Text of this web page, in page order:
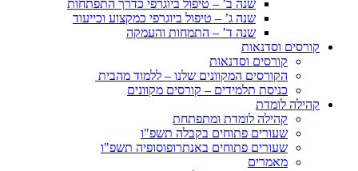
שנה ב’ – טיפול ביוגרפי כדרך התפתחות
שנה ג’ – טיפול ביוגרפי כמקצוע וכייעוד
שנה ד’ – התמחות והעמקה
קורסים וסדנאות
קורסים וסדנאות
הקורסים המקוונים שלנו – ללמוד מהבית
כניסת תלמידים – קורסים מקוונים
קהילה לומדת
קהילה לומדת ומתפתחת
שעורים פתוחים בקבלה תשפ"ו
שעורים פתוחים באנתרופוסופיה תשפ"ו
מאמרים